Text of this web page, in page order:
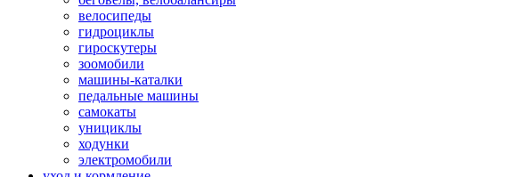
велосипеды
гидроциклы
гироскутеры
зоомобили
машины-каталки
педальные машины
самокаты
унициклы
ходунки
электромобили